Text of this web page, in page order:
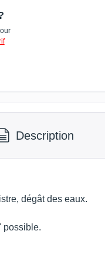
Description
dégât des eaux.
possible.